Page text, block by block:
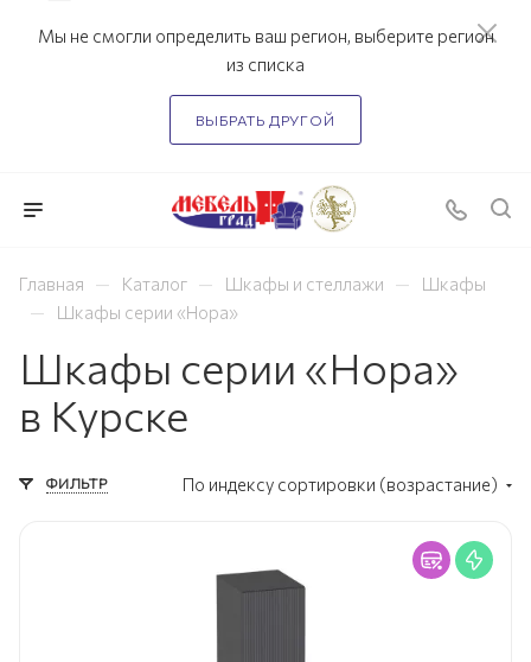
Мы не смогли определить ваш регион, выберите регион
из списка
ВЫБРАТЬ ДРУГОЙ
Главная — Каталог — Шкафы и стеллажи — Шкафы
— Шкафы серии «Нора»
Шкафы серии «Нора»
в Курске
ФИЛЬТР По индексу сортировки (возрастание)